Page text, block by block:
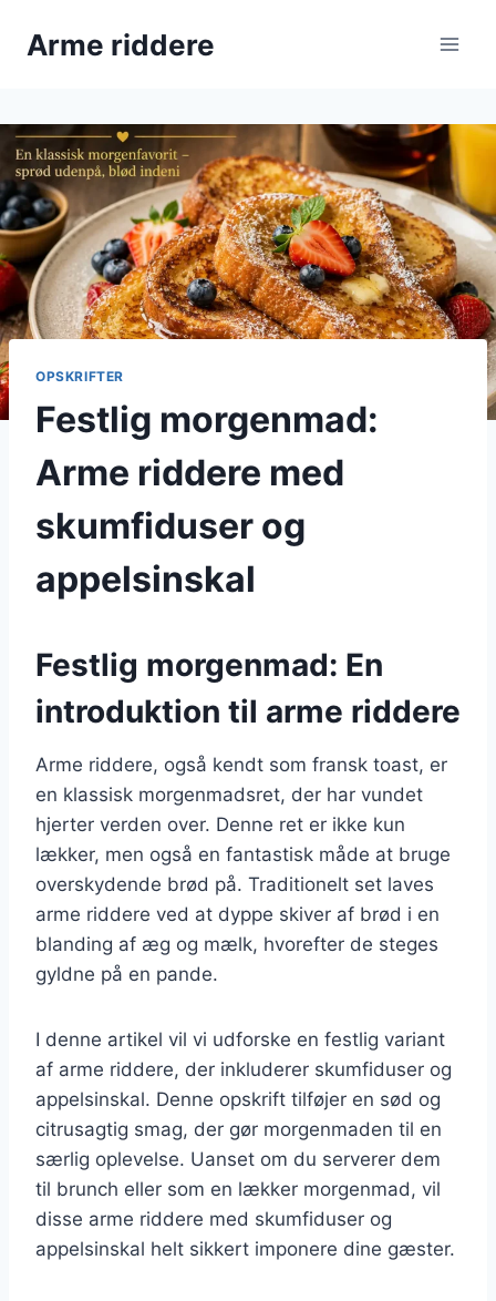
Arme riddere
OPSKRIFTER
Festlig morgenmad:
Arme riddere med
skumfiduser og
appelsinskal
Festlig morgenmad: En
introduktion til arme riddere
Arme riddere, også kendt som fransk toast, er
en klassisk morgenmadsret, der har vundet
hjerter verden over. Denne ret er ikke kun
lækker, men også en fantastisk måde at bruge
overskydende brød på. Traditionelt set laves
arme riddere ved at dyppe skiver af brød i en
blanding af æg og mælk, hvorefter de steges
gyldne på en pande.
I denne artikel vil vi udforske en festlig variant
af arme riddere, der inkluderer skumfiduser og
appelsinskal. Denne opskrift tilføjer en sød og
citrusagtig smag, der gør morgenmaden til en
særlig oplevelse. Uanset om du serverer dem
til brunch eller som en lækker morgenmad, vil
disse arme riddere med skumfiduser og
appelsinskal helt sikkert imponere dine gæster.